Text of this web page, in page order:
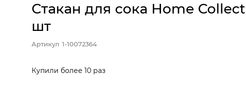
Стакан для сока Home
шт
Артикул 1-10072364
Купили более 10 раз